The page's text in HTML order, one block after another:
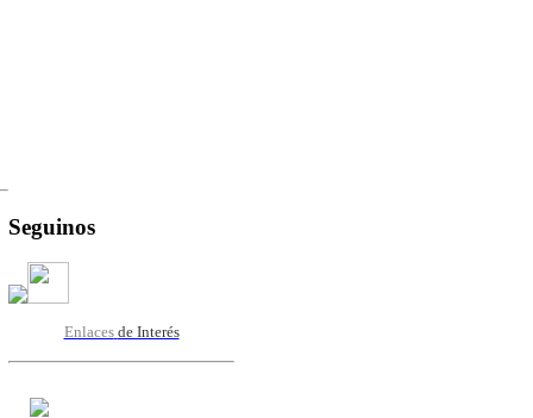
Seguinos
Enlaces de Interés